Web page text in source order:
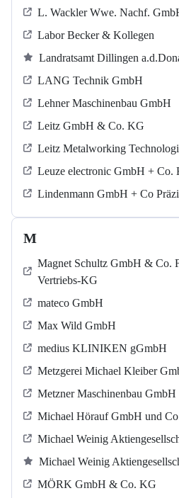
L. Wackler Wwe. Nachf.
Labor Becker & Kollegen
Landratsamt Dillingen
LANG Technik GmbH
Lehner Maschinenbau GmbH
Leitz GmbH & Co. KG
Leitz Metalworking
Leuze electronic GmbH + Co.
Lindenmann GmbH + Co
M
Magnet Schultz GmbH & Co.
Vertriebs-KG
mateco GmbH
Max Wild GmbH
medius KLINIKEN gGmbH
Metzgerei Michael Kleiber
Metzner Maschinenbau GmbH
Michael Hörauf GmbH und
Michael Weinig
Michael Weinig
MÖRK GmbH & Co. KG